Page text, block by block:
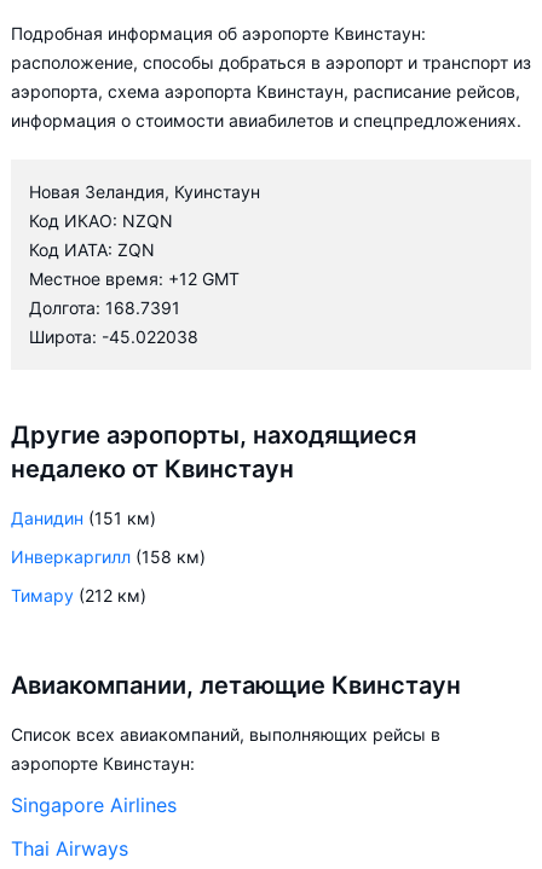
Подробная информация об аэропорте Квинстаун:
расположение, способы добраться в аэропорт и транспорт из
аэропорта, схема аэропорта Квинстаун, расписание рейсов,
информация о стоимости авиабилетов и спецпредложениях.
Новая Зеландия, Куинстаун
Код ИКАО: NZQN
Код ИАТА: ZQN
Местное время: +12 GMT
Долгота: 168.7391
Широта: -45.022038
Другие аэропорты, находящиеся
недалеко от Квинстаун
Данидин (151 км)
Инверкаргилл (158 км)
Тимару (212 км)
Авиакомпании, летающие Квинстаун
Список всех авиакомпаний, выполняющих рейсы в
аэропорте Квинстаун:
Singapore Airlines
Thai Airways